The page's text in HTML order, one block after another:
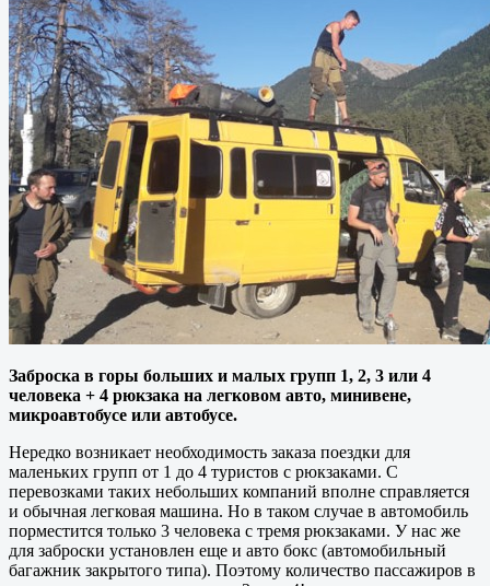
Заброска в горы больших и малых групп 1, 2, 3 или 4
человека + 4 рюкзака на легковом авто, минивене,
микроавтобусе или автобусе.
Нередко возникает необходимость заказа поездки для
маленьких групп от 1 до 4 туристов с рюкзаками. С
перевозками таких небольших компаний вполне справляется
и обычная легковая машина. Но в таком случае в автомобиль
порместится только 3 человека с тремя рюкзаками. У нас же
для заброски установлен еще и авто бокс (автомобильный
багажник закрытого типа). Поэтому количество пассажиров в